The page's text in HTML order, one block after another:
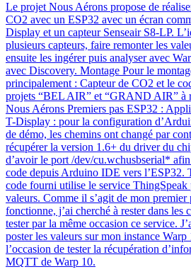
Le projet Nous Aérons propose de
CO2 avec un ESP32 avec un écran
Display et un capteur Senseair S8-LP.
plusieurs capteurs, faire remonter les
ensuite les ingérer puis analyser avec
avec Discovery. Montage Pour le
principalement : Capteur de CO2 et le
projets “BEL AIR” et “GRAND AIR” à
Nous Aérons Premiers pas ESP32 :
T-Display : pour la configuration
de démo, les chemins ont changé par
récupérer la version 1.6+ du driver du
d’avoir le port /dev/cu.wchusbserial*
code depuis Arduino IDE vers l’ESP32.
code fourni utilise le service ThingSpeak
valeurs. Comme il s’agit de mon
fonctionne, j’ai cherché à rester dans les
tester par la même occasion ce service.
poster les valeurs sur mon instance Warp
l’occasion de tester la récupération
MQTT de Warp 10.